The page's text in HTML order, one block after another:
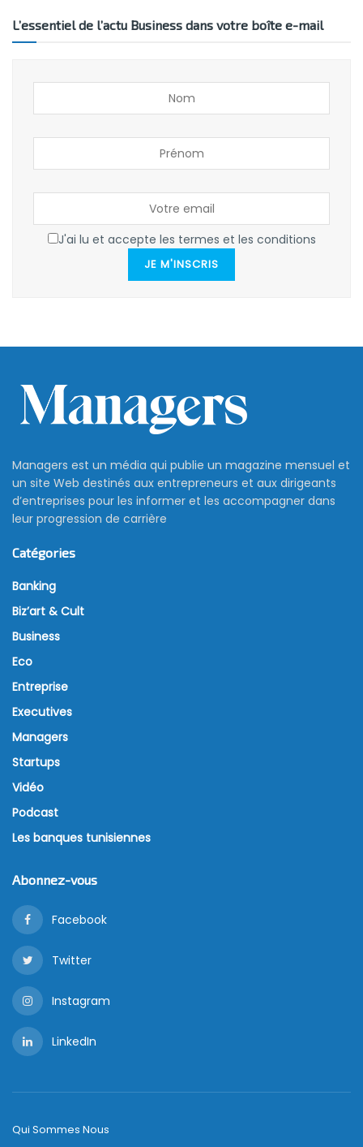
L’essentiel de l’actu Business dans votre boîte e-mail
J'ai lu et accepte les termes et les conditions
JE M'INSCRIS
Managers est un média qui publie un magazine mensuel et
un site Web destinés aux entrepreneurs et aux dirigeants
d’entreprises pour les informer et les accompagner dans
leur progression de carrière
Catégories
Banking
Biz’art & Cult
Business
Eco
Entreprise
Executives
Managers
Startups
Vidéo
Podcast
Les banques tunisiennes
Abonnez-vous
Facebook
Twitter
Instagram
LinkedIn
Qui Sommes Nous